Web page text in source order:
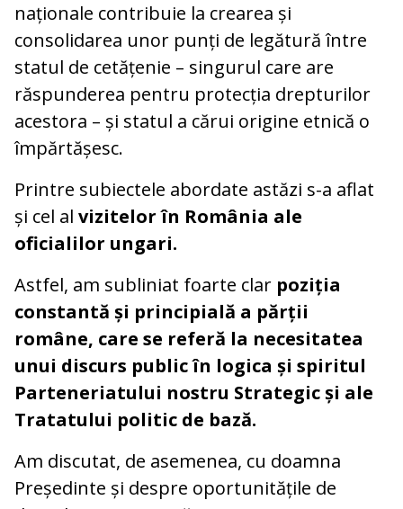
naționale contribuie la crearea și
consolidarea unor punți de legătură între
statul de cetățenie – singurul care are
răspunderea pentru protecția drepturilor
acestora – și statul a cărui origine etnică o
împărtășesc.
Printre subiectele abordate astăzi s-a aflat
și cel al vizitelor în România ale
oficialilor ungari.
Astfel, am subliniat foarte clar poziția
constantă și principială a părții
române, care se referă la necesitatea
unui discurs public în logica și spiritul
Parteneriatului nostru Strategic și ale
Tratatului politic de bază.
Am discutat, de asemenea, cu doamna
Președinte și despre oportunitățile de